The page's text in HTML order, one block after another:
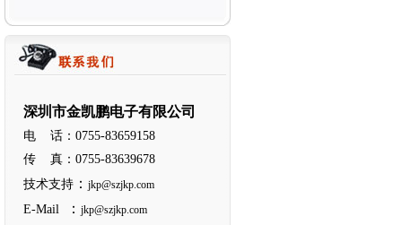
深圳市金凯鹏电子有限公司
电 话：0755-83659158
传 真：0755-83639678
技术支持 ： jkp@szjkp.com
E-Mail ： jkp@szjkp.com